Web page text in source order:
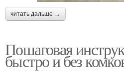
читать дальше →
Пошаговая
быстро и без